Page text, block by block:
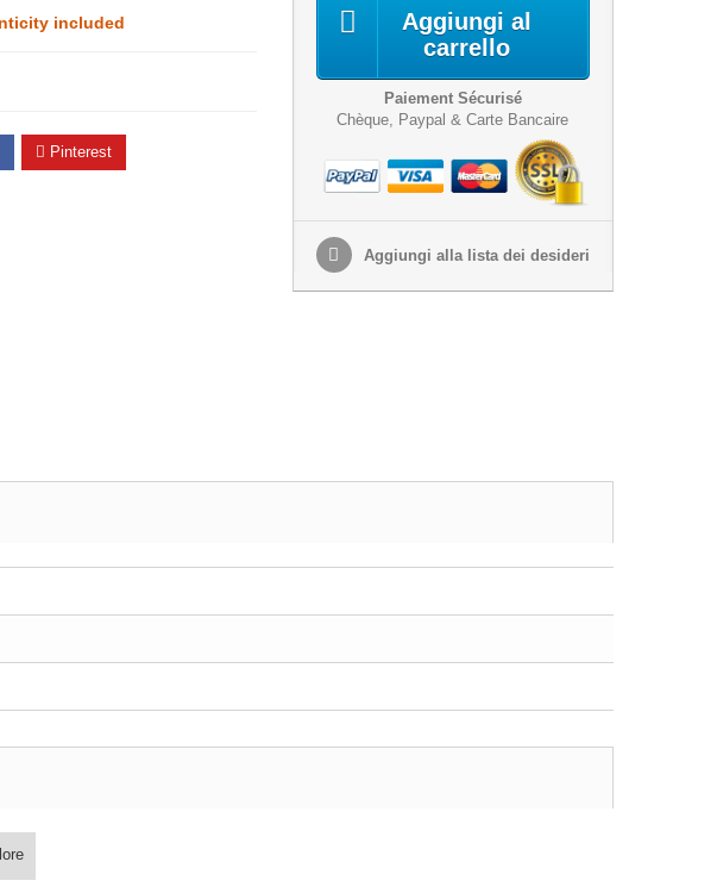
included
Pinterest
Aggiungi al
carrello
Paiement Sécurisé
Chèque, Paypal & Carte Bancaire
Aggiungi alla lista dei desideri